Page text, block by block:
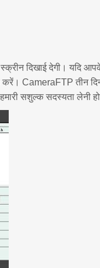
दिखाई देगी। यदि
CameraFTP तीन
सशुल्क सदस्यता लेनी